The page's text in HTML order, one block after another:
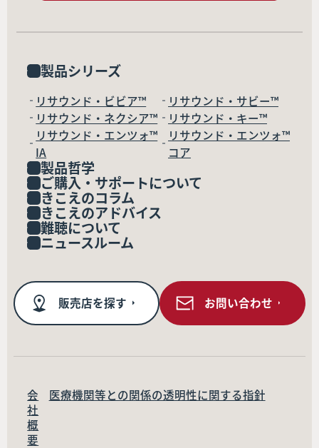
製品シリーズ
リサウンド・ビビア™
リサウンド・サビー™
リサウンド・ネクシア™
リサウンド・キー™
リサウンド・エンツォ™
IA
リサウンド・エンツォ™
コア
製品哲学
ご購入・サポートについて
きこえのコラム
きこえのアドバイス
難聴について
ニュースルーム
販売店を探す お問い合わせ
会
社
概
要
医療機関等との関係の透明性に関する指針